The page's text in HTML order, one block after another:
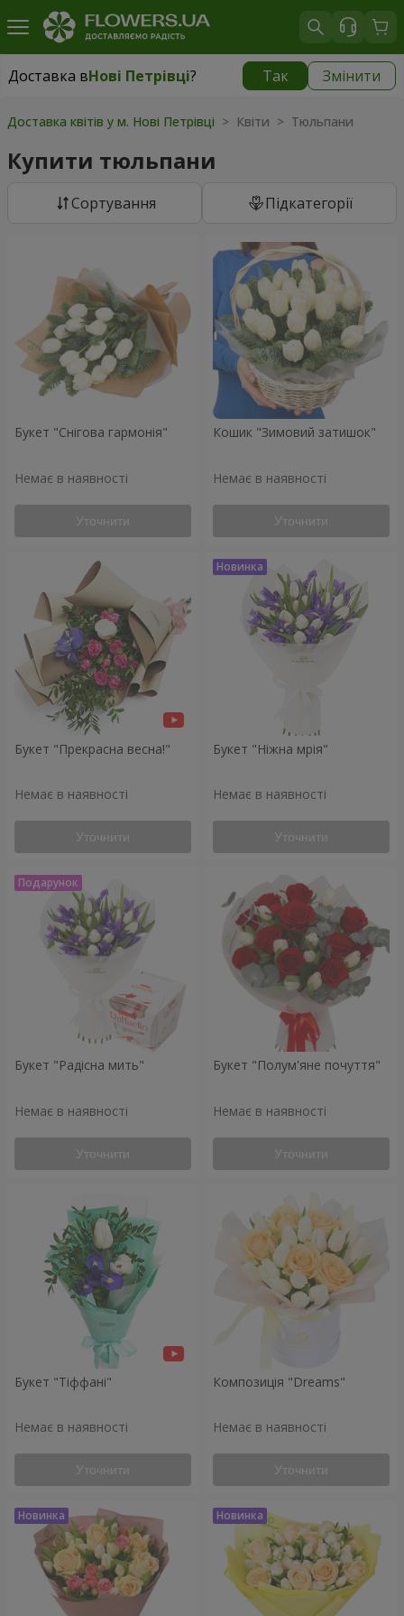
Доставка вНові Петрівці? Так Змінити
Доставка вНові Петрівці| безкоштовно
Доставка квітів у м. Нові Петрівці > Квіти > Тюльпани
Купити тюльпани
Сортування Підкатегорії
Букет "Снігова гармонія"
Немає в наявності
Уточнити
Кошик "Зимовий затишок"
Немає в наявності
Уточнити
Букет "Прекрасна весна!"
Немає в наявності
Уточнити
Букет "Ніжна мрія"
Немає в наявності
Уточнити
Букет "Радісна мить"
Немає в наявності
Уточнити
Букет "Полум'яне почуття"
Немає в наявності
Уточнити
Букет "Тіффані"
Немає в наявності
Уточнити
Композиція "Dreams"
Немає в наявності
Уточнити